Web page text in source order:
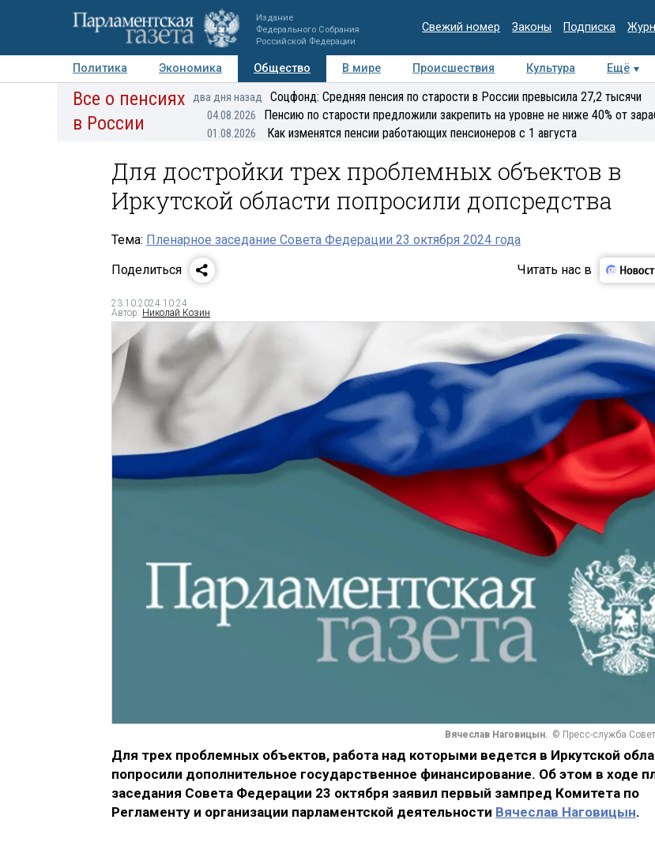
Издание
Федерального Собрания
Российской Федерации
Свежий номер Законы Подписка
Политика Экономика Общество В мире Происшествия Культура Ещё
Авторы Персоны Мнения Регионы Медиацентр Интервью Колумнисты
Все о пенсиях
в России
два дня назад Соцфонд: Средняя пенсия по старости в России превысила 27,2 тысячи
04.08.2026 Пенсию по старости предложили закрепить на уровне не ниже 40% от
01.08.2026 Как изменятся пенсии работающих пенсионеров с 1 августа
Для достройки трех проблемных объектов в
Иркутской области попросили допсредства
Тема: Пленарное заседание Совета Федерации 23 октября 2024 года
Поделиться
Читать нас в
23.10.2024 10:24
Автор: Николай Козин
Вячеслав Наговицын. © Пресс-служба
Для трех проблемных объектов, работа над которыми ведется в Иркутской
попросили дополнительное государственное финансирование. Об этом в ходе
заседания Совета Федерации 23 октября заявил первый зампред Комитета по
Регламенту и организации парламентской деятельности Вячеслав Наговицын.